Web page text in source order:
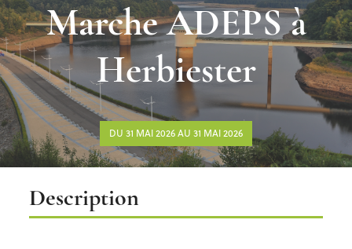
Marche ADEPS à
Herbiester
DU 31 MAI 2026 AU 31 MAI 2026
Description
Description